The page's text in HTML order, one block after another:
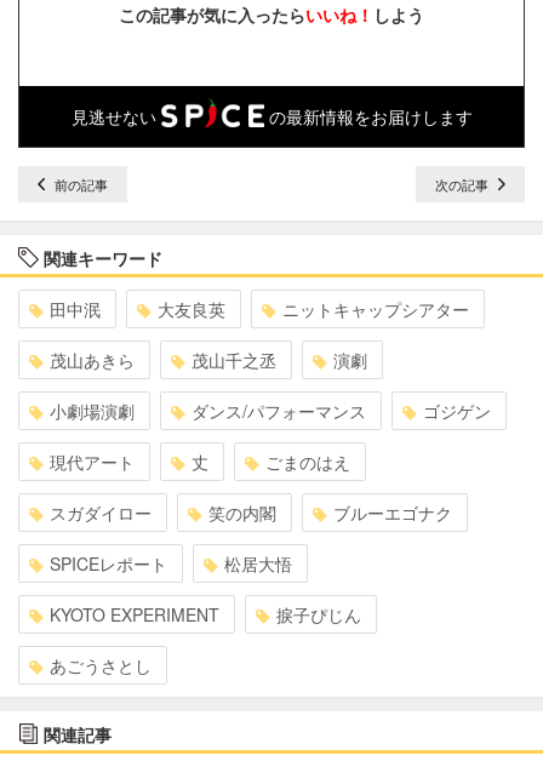
この記事が気に入ったらいいね！ しよう
見逃せない の最新情報をお届けします
前の記事 次の記事
関連キーワード
田中泯 大友良英 ニットキャップシアター
茂山あきら 茂山千之丞 演劇
小劇場演劇 ダンス/パフォーマンス ゴジゲン
現代アート 丈 ごまのはえ
スガダイロー 笑の内閣 ブルーエゴナク
SPICEレポート 松居大悟
KYOTO EXPERIMENT 捩子ぴじん
あごうさとし
関連記事